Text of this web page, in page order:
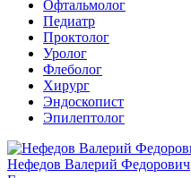
Офтальмолог
Педиатр
Проктолог
Уролог
Флеболог
Хирург
Эндоскопист
Эпилептолог
Нефедов Валерий Федорович